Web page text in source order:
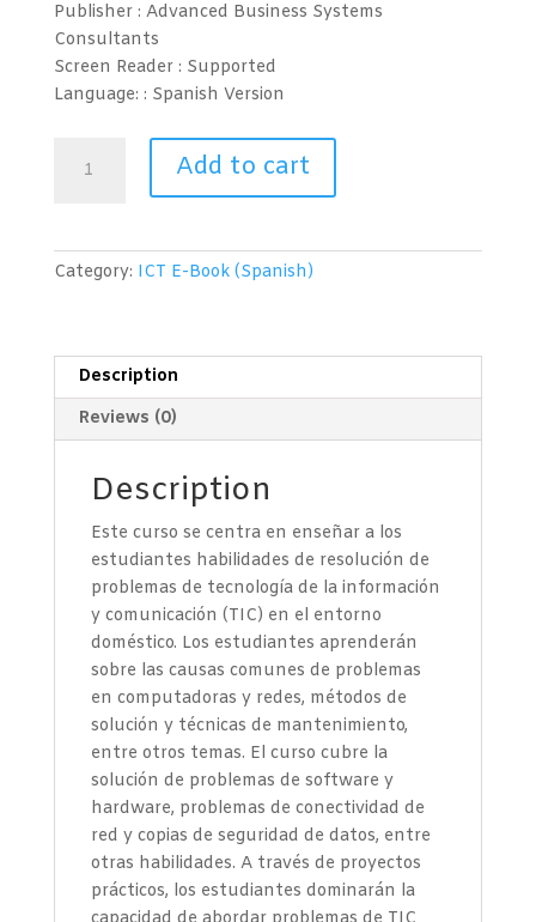
Publisher : Advanced Business Systems
Consultants
Screen Reader : Supported
Language: : Spanish Version
Problemas
Oficina
en
Casa
Add to cart
Category: ICT E-Book (Spanish)
Description
Reviews (0)
Description
Este curso se centra en enseñar a los
estudiantes habilidades de resolución de
problemas de tecnología de la información
y comunicación (TIC) en el entorno
doméstico. Los estudiantes aprenderán
sobre las causas comunes de problemas
en computadoras y redes, métodos de
solución y técnicas de mantenimiento,
entre otros temas. El curso cubre la
solución de problemas de software y
hardware, problemas de conectividad de
red y copias de seguridad de datos, entre
otras habilidades. A través de proyectos
prácticos, los estudiantes dominarán la